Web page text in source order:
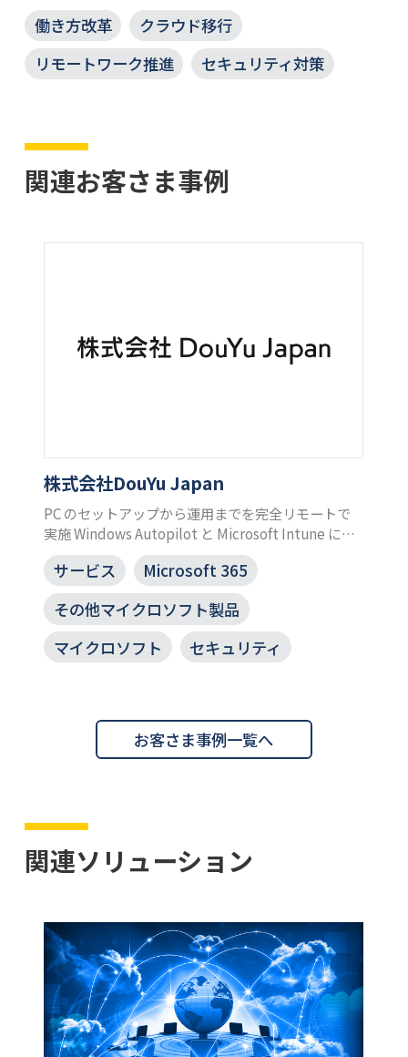
働き方改革
クラウド移行
リモートワーク推進
セキュリティ対策
関連お客さま事例
株式会社DouYu Japan
PC のセットアップから運用までを完全リモートで
実施 Windows Autopilot と Microsoft Intune によ
り実現
サービス
Microsoft 365
その他マイクロソフト製品
マイクロソフト
セキュリティ
お客さま事例一覧へ
関連ソリューション